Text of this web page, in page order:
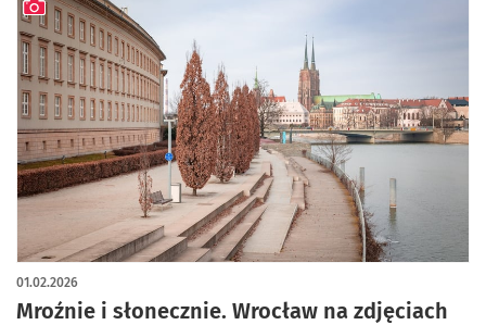
Mroźnie i słonecznie. Wrocław na zdjęciach
01.02.2026
artykuł z galerią zdjęć